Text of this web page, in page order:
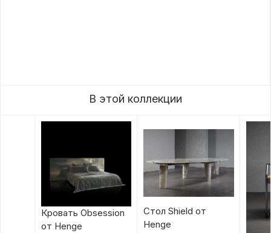
В этой коллекции
Кровать Obsession
от Henge
Стол Shield от
Henge